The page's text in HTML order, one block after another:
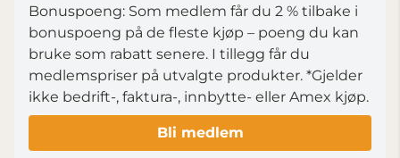
Bonuspoeng: Som medlem får du 2 % tilbake i
bonuspoeng på de fleste kjøp – poeng du kan
bruke som rabatt senere. I tillegg får du
medlemspriser på utvalgte produkter. *Gjelder
ikke bedrift-, faktura-, innbytte- eller Amex kjøp.
Bli medlem